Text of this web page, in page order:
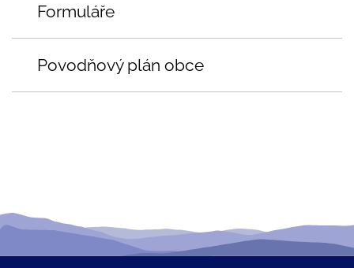
Formuláře
Povodňový plán obce